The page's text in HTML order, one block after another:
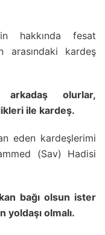
hakkında fesat
arasındaki kardeş
olurlar,
ile kardeş.
eden kardeşlerimi
(Sav) Hadisi
bağı olsun ister
yoldaşı olmalı.